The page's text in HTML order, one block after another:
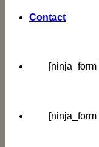
Contact
[ninja_form
[ninja_form